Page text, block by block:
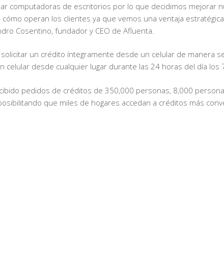
computadoras de escritorios por lo que decidimos mejorar
operan los clientes ya que vemos una ventaja
Cosentino, fundador y CEO de Afluenta.
un crédito íntegramente desde un celular de manera
desde cualquier lugar durante las 24 horas del día los
pedidos de créditos de 350,000 personas, 8,000
que miles de hogares accedan a créditos más